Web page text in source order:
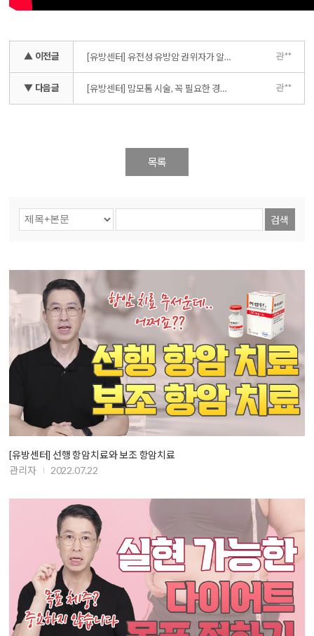
▲ 이전글 [유방센터] 유전성 유방암 권위자가 알려주는 유전성 유방암 관**
▼ 다음글 [유방센터] 맘모톰 시술, 꼭 필요한 경우는? 관**
목록
검색
[유방센터] 선행 항암치료와 보조 항암치료
관리자
2022.07.22